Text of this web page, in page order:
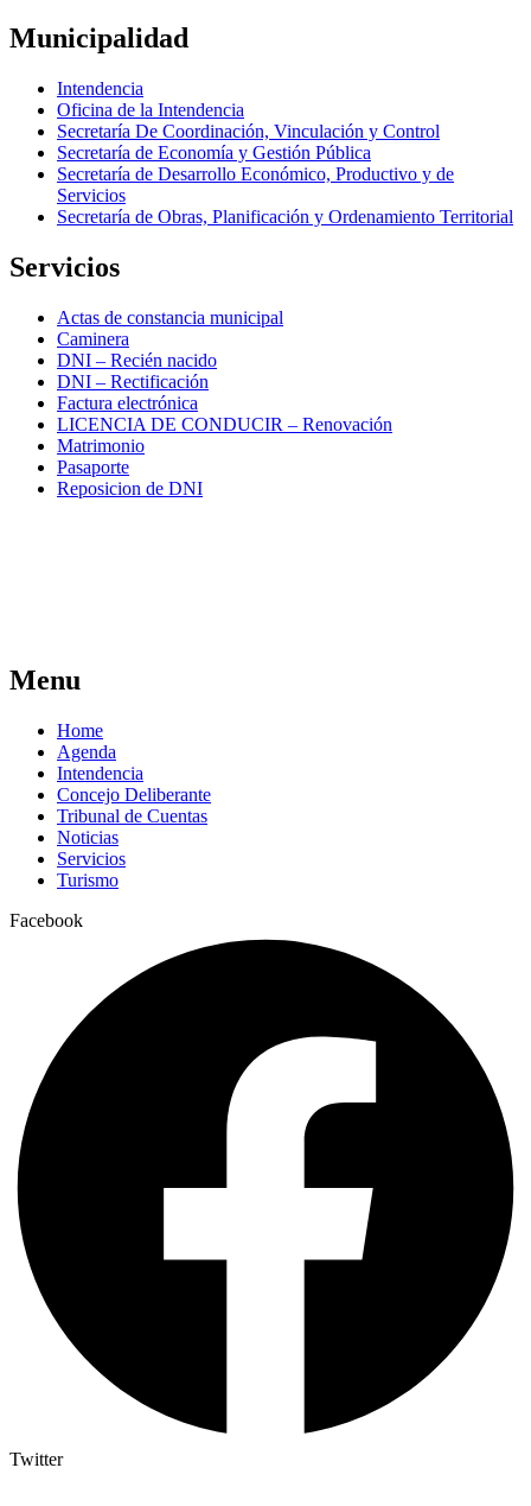
Municipalidad
Intendencia
Oficina de la Intendencia
Secretaría De Coordinación, Vinculación y Control
Secretaría de Economía y Gestión Pública
Secretaría de Desarrollo Económico, Productivo y de
Servicios
Secretaría de Obras, Planificación y Ordenamiento Territorial
Servicios
Actas de constancia municipal
Caminera
DNI – Recién nacido
DNI – Rectificación
Factura electrónica
LICENCIA DE CONDUCIR – Renovación
Matrimonio
Pasaporte
Reposicion de DNI
Menu
Home
Agenda
Intendencia
Concejo Deliberante
Tribunal de Cuentas
Noticias
Servicios
Turismo
Facebook
Twitter